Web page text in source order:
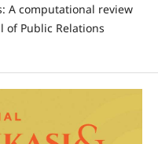
A computational review
Public Relations